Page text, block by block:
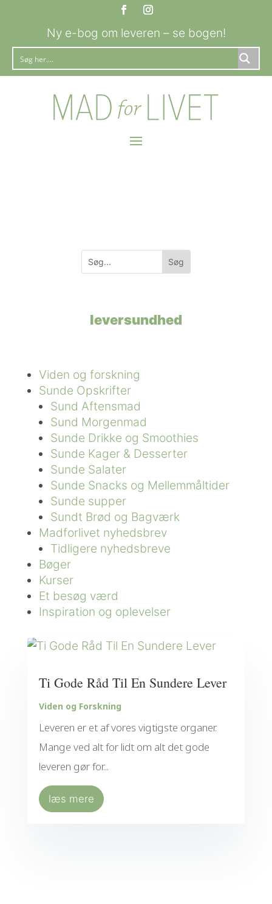
Ny e-bog om leveren – se bogen!
leversundhed
Viden og forskning
Sunde Opskrifter
Sund Aftensmad
Sund Morgenmad
Sunde Drikke og Smoothies
Sunde Kager & Desserter
Sunde Salater
Sunde Snacks og Mellemmåltider
Sunde supper
Sundt Brød og Bagværk
Madforlivet nyhedsbrev
Tidligere nyhedsbreve
Bøger
Kurser
Et besøg værd
Inspiration og oplevelser
Ti Gode Råd Til En Sundere Lever
Viden og Forskning
Leveren er et af vores vigtigste organer.
Mange ved alt for lidt om alt det gode
leveren gør for...
læs mere